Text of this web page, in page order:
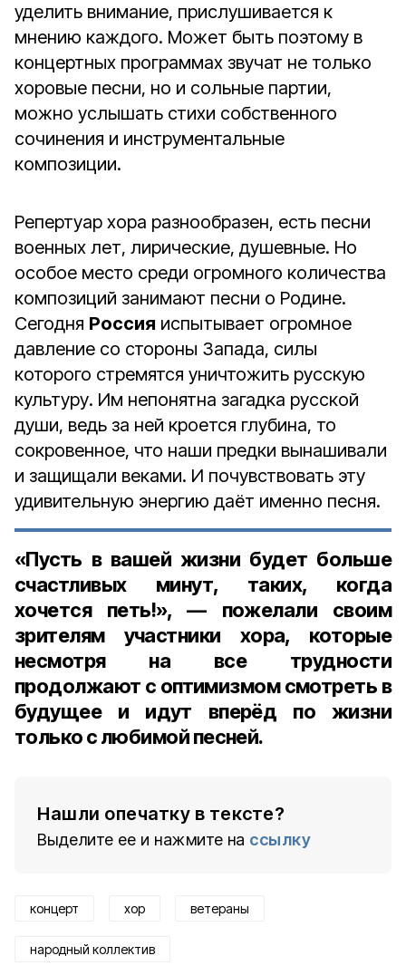
уделить внимание, прислушивается к
мнению каждого. Может быть поэтому в
концертных программах звучат не только
хоровые песни, но и сольные партии,
можно услышать стихи собственного
сочинения и инструментальные
композиции.
Репертуар хора разнообразен, есть песни
военных лет, лирические, душевные. Но
особое место среди огромного количества
композиций занимают песни о Родине.
Сегодня Россия испытывает огромное
давление со стороны Запада, силы
которого стремятся уничтожить русскую
культуру. Им непонятна загадка русской
души, ведь за ней кроется глубина, то
сокровенное, что наши предки вынашивали
и защищали веками. И почувствовать эту
удивительную энергию даёт именно песня.
«Пусть в вашей жизни будет больше
счастливых минут, таких, когда
хочется петь!», — пожелали своим
зрителям участники хора, которые
несмотря на все трудности
продолжают с оптимизмом смотреть в
будущее и идут вперёд по жизни
только с любимой песней.
Нашли опечатку в тексте?
Выделите ее и нажмите на ссылку
концерт хор ветераны
народный коллектив